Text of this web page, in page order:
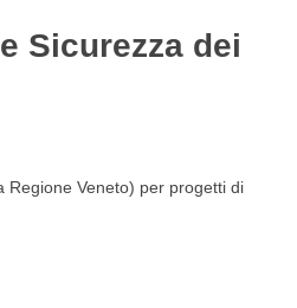
Sicurezza dei
Regione Veneto) per progetti di